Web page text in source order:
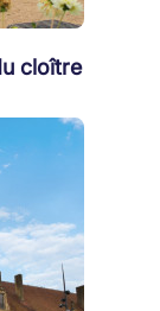
cloître